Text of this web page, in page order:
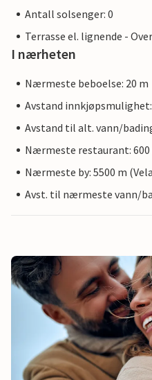
Antall solsenger: 0
Terrasse el. lignende -
I nærheten
Nærmeste beboelse: 20 m
Avstand innkjøpsmulighet:
Avstand til alt. vann/
Nærmeste restaurant: 600
Nærmeste by: 5500 m
Avst. til nærmeste vann/